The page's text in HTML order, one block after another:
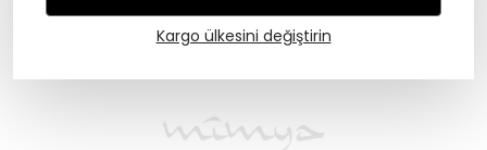
Kargo ülkesini değiştirin